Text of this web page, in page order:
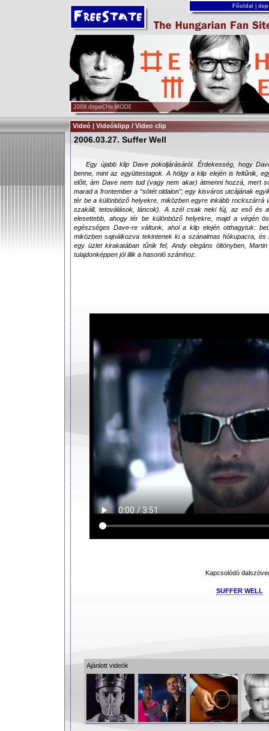
Főoldal
Videó | Videóklipp / Video clip
2006.03.27. Suffer Well
Egy újabb klip Dave pokoljárásáról. Érdekesség, hogy
benne, mint az együttestagok. A hölgy a klip elején is feltűnik,
előtt, ám Dave nem tud (vagy nem akar) átmenni hozzá, mert
marad a frontember a “sötét oldalon”; egy kisváros utcájának
tér be a különböző helyekre, miközben egyre inkább rockszárrá
szakáll, tetoválások, láncok). A szél csak neki fúj, az eső és
elesettebb, ahogy tér be különböző helyekre, majd a végén
egészséges Dave-re váltunk, ahol a klip elején otthagytuk:
miközben sajnálkozva tekintenek ki a szánalmas hókupacra,
egy üzlet kirakatában tűnik fel, Andy elegáns öltönyben,
tulajdonképpen jól illik a hasonló számhoz.
Kapcsolódó
SUFFER WELL
Ajánlott videók